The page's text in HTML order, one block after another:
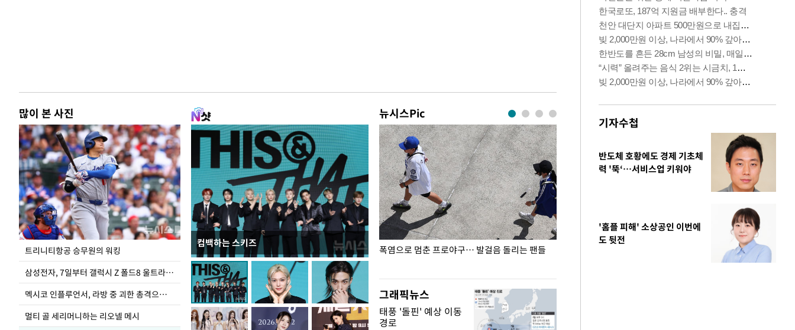
많이 본 사진
트리니티항공 승무원의 워킹
삼성전자, 7일부터 갤럭시 Z 폴드8 울트라·폴드8·플립8 출시
멕시코 인플루언서, 라방 중 괴한 총격으로 사망
멀티 골 세리머니하는 리오넬 메시
컴백하는 스키즈
뉴시스Pic
입추 하루 앞둔 전남광주… 열화상 카메라에 담긴
폭염
폭염으로 멈춘 프로야구… 발걸음 돌리는 팬들
이 대통령, '청년 대책 속도 높여야…폭염 문제도 입추 코앞인데
그래픽뉴스
태풍 '돌핀' 예상 이동
경로
기자수첩
반도체 호황에도 경제 기초체
력 '뚝‘…서비스업 키워야
'홈플 피해' 소상공인 이번에
도 뒷전